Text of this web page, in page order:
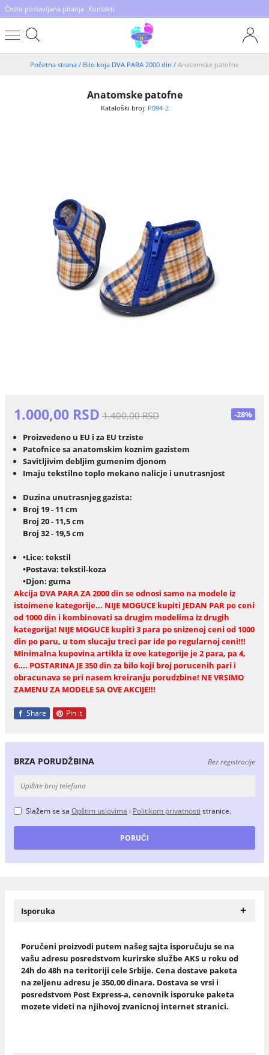
Često postavljana pitanja Kontakti
Početna strana / Bilo koja DVA PARA 2000 din / Anatomske patofne
Anatomske patofne
Kataloški broj: P094-2
1.000,00 RSD 1.400,00 RSD -28%
Proizvedeno u EU i za EU trziste
Patofnice sa anatomskim koznim gazistem
Savitljivim debljim gumenim djonom
Imaju tekstilno toplo mekano nalicje i unutrasnjost
Duzina unutrasnjeg gazista:
Broj 19 - 11 cm
Broj 20 - 11,5 cm
Broj 32 - 19,5 cm
•Lice: tekstil
•Postava: tekstil-koza
•Djon: guma
Akcija DVA PARA ZA 2000 din se odnosi samo na modele iz
istoimene kategorije... NIJE MOGUCE kupiti JEDAN PAR po ceni
od 1000 din i kombinovati sa drugim modelima iz drugih
kategorija! NIJE MOGUCE kupiti 3 para po snizenoj ceni od 1000
din po paru, u tom slucaju treci par ide po regularnoj ceni!!!
Minimalna kupovina artikla iz ove kategorije je 2 para, pa 4,
6.... POSTARINA JE 350 din za bilo koji broj porucenih pari i
obracunava se pri nasem kreiranju porudzbine! NE VRSIMO
ZAMENU ZA MODELE SA OVE AKCIJE!!!
Share Pin it
BRZA PORUDŽBINA Bez registracije
Slažem se sa Opštim uslovima i Politikom privatnosti stranice.
Isporuka +
Poručeni proizvodi putem našeg sajta isporučuju se na
vašu adresu posredstvom kurirske službe AKS u roku od
24h do 48h na teritoriji cele Srbije. Cena dostave paketa
na zeljenu adresu je 350,00 dinara. Dostava se vrsi i
posredstvom Post Express-a, cenovnik isporuke paketa
mozete videti na njihovoj zvanicnoj internet stranici.